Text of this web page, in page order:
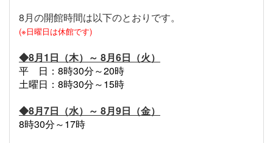
8月の開館時間は以下のとおりです。
(※日曜日は休館です)
◆8月1日（木）～ 8月6日（火）
平 日：8時30分～20時
土曜日：8時30分～15時
◆8月7日（水）～ 8月9日（金）
8時30分～17時